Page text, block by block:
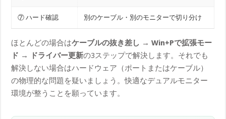
⑦ ハード確認 別のケーブル・別のモニターで切り分け
ほとんどの場合はケーブルの抜き差し → Win+Pで拡張モー
ド → ドライバー更新の3ステップで解決します。それでも
解決しない場合はハードウェア（ポートまたはケーブル）
の物理的な問題を疑いましょう。快適なデュアルモニター
環境が整うことを願っています。